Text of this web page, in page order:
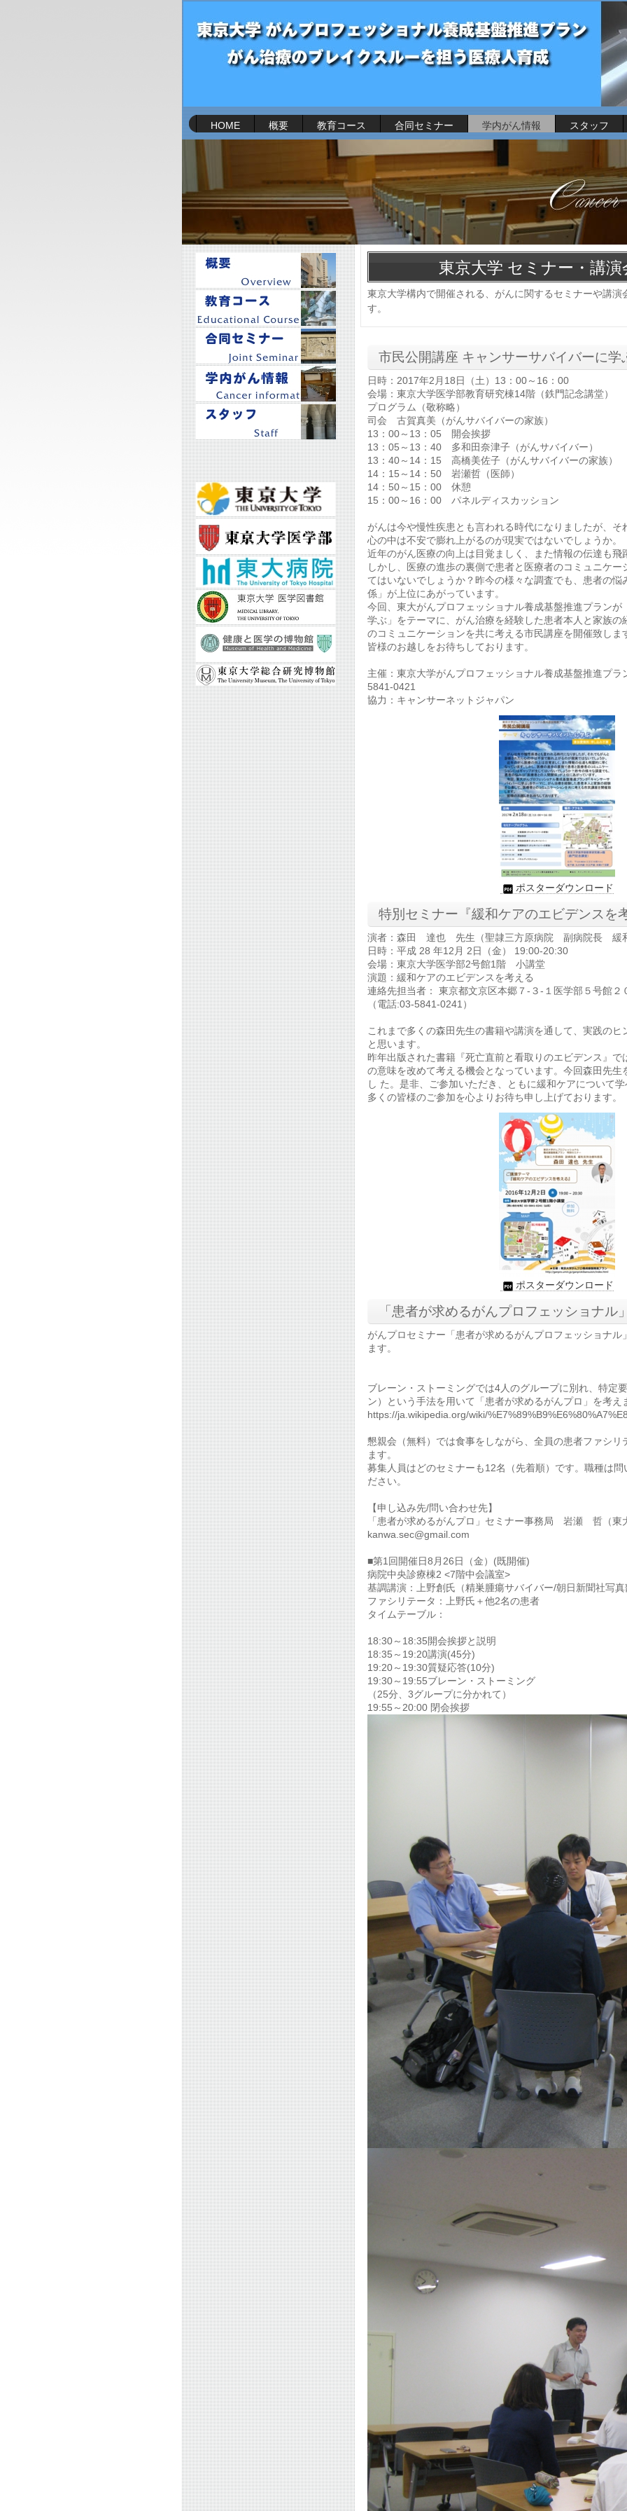
HOME 概要 教育コース 合同セミナー 学内がん情報 スタッフ
東京大学 セミナー・講演
東京大学構内で開催される、がんに関するセミナーや講演
す。
市民公開講座 キャンサーサバイバーに学
日時：2017年2月18日（土）13：00～16：00
会場：東京大学医学部教育研究棟14階（鉄門記念講堂）
プログラム（敬称略）
司会 古賀真美（がんサバイバーの家族）
13：00～13：05 開会挨拶
13：05～13：40 多和田奈津子（がんサバイバー）
13：40～14：15 高橋美佐子（がんサバイバーの家族）
14：15～14：50 岩瀬哲（医師）
14：50～15：00 休憩
15：00～16：00 パネルディスカッション
がんは今や慢性疾患とも言われる時代になりましたが、そ
心の中は不安で膨れ上がるのが現実ではないでしょうか。
近年のがん医療の向上は目覚ましく、また情報の伝達も飛
しかし、医療の進歩の裏側で患者と医療者のコミュニケ
てはいないでしょうか？昨今の様々な調査でも、患者の悩
係」が上位にあがっています。
今回、東大がんプロフェッショナル養成基盤推進プランが
学ぶ」をテーマに、がん治療を経験した患者本人と家族の
のコミュニケーションを共に考える市民講座を開催致しま
皆様のお越しをお待ちしております。
主催：東京大学がんプロフェッショナル養成基盤推進プ
5841-0421
協力：キャンサーネットジャパン
ポスターダウンロード
特別セミナー『緩和ケアのエビデンスを
演者：森田 達也 先生（聖隷三方原病院 副病院長 緩
日時：平成 28 年12月 2日（金） 19:00-20:30
会場：東京大学医学部2号館1階 小講堂
演題：緩和ケアのエビデンスを考える
連絡先担当者： 東京都文京区本郷７-３-１医学部５号館
（電話:03-5841-0241）
これまで多くの森田先生の書籍や講演を通して、実践の
と思います。
昨年出版された書籍『死亡直前と看取りのエビデンス』で
の意味を改めて考える機会となっています。今回森田先生
し た。是非、ご参加いただき、ともに緩和ケアについて
多くの皆様のご参加を心よりお待ち申し上げております。
ポスターダウンロード
「患者が求めるがんプロフェッショナル
がんプロセミナー「患者が求めるがんプロフェッショナ
ます。
ブレーン・ストーミングでは4人のグループに別れ、特定
ン）という手法を用いて「患者が求めるがんプロ」を考え
https://ja.wikipedia.org/wiki/
懇親会（無料）では食事をしながら、全員の患者ファシリ
ます。
募集人員はどのセミナーも12名（先着順）です。職種は
ださい。
【申し込み先/問い合わせ先】
「患者が求めるがんプロ」セミナー事務局 岩瀬 哲（東
kanwa.sec@gmail.com
■第1回開催日8月26日（金）(既開催)
病院中央診療棟2 <7階中会議室>
基調講演：上野創氏（精巣腫瘍サバイバー/朝日新聞社写真
ファシリテータ：上野氏＋他2名の患者
タイムテーブル：
18:30～18:35開会挨拶と説明
18:35～19:20講演(45分)
19:20～19:30質疑応答(10分)
19:30～19:55ブレーン・ストーミング
（25分、3グループに分かれて）
19:55～20:00 閉会挨拶